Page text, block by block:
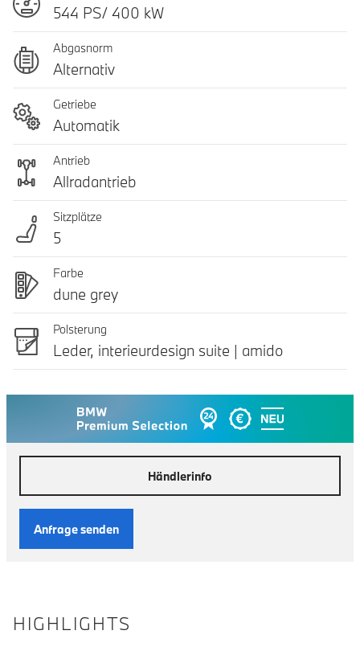
544 PS/ 400 kW
Abgasnorm
Alternativ
Getriebe
Automatik
Antrieb
Allradantrieb
Sitzplätze
5
Farbe
dune grey
Polsterung
Leder, interieurdesign suite | amido
Händlerinfo
Anfrage senden
HIGHLIGHTS